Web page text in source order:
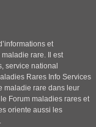
et
rare. Il est
service national
Rares Info Services
maladie rare dans leur
Forum maladies rares et
oriente aussi les